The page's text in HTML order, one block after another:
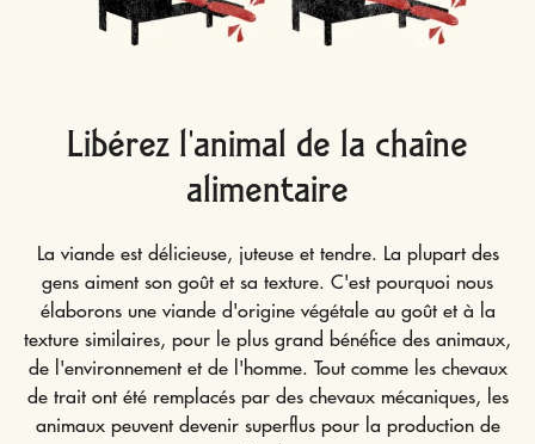
alimentaire
La viande est délicieuse, juteuse et tendre. La plupart des
élaborons une viande d'origine végétale au goût et à la
texture similaires, pour le plus grand bénéfice des animaux,
de l'environnement et de l'homme. Tout comme les chevaux
de trait ont été remplacés par des chevaux mécaniques, les
animaux peuvent devenir superflus pour la production de
viande.